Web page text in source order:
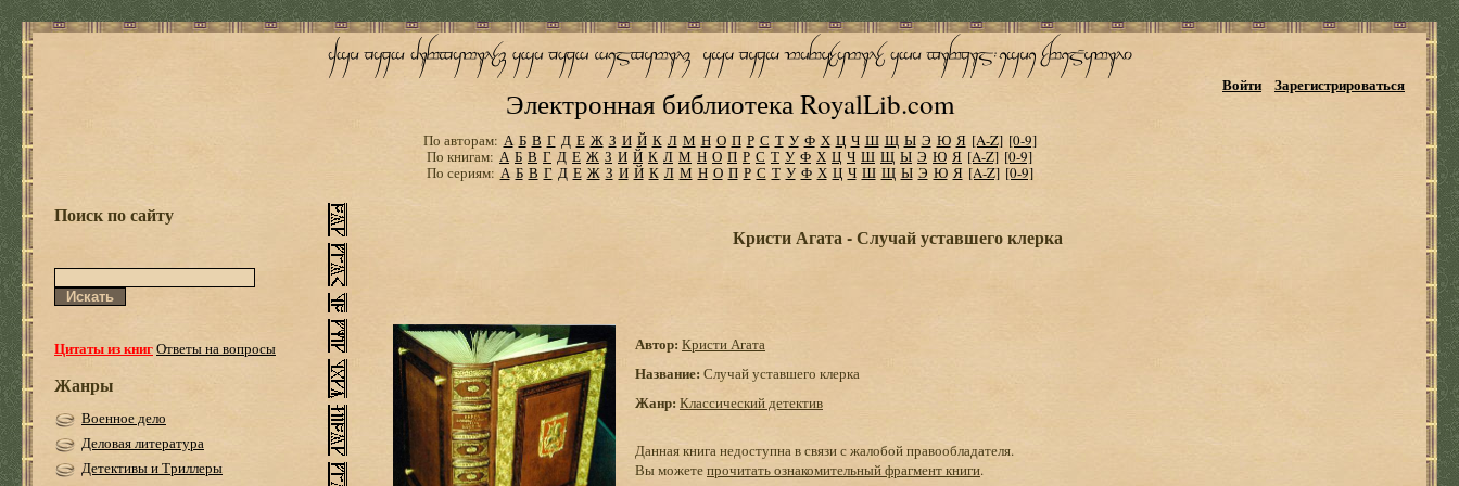
Электронная библиотека RoyalLib.com
Войти Зарегистрироваться
По авторам: А Б В Г Д Е Ж З И Й К Л М Н О П Р С Т У Ф Х Ц Ч Ш Щ Ы Э Ю Я [A-Z] [0-9]
По книгам: А Б В Г Д Е Ж З И Й К Л М Н О П Р С Т У Ф Х Ц Ч Ш Щ Ы Э Ю Я [A-Z] [0-9]
По сериям: А Б В Г Д Е Ж З И Й К Л М Н О П Р С Т У Ф Х Ц Ч Ш Щ Ы Э Ю Я [A-Z] [0-9]
Поиск по сайту
Цитаты из книгОтветы на вопросы
Жанры
Военное дело
Деловая литература
Детективы и Триллеры
Кристи Агата - Случай уставшего клерка
Автор: Кристи Агата
Название: Случай уставшего клерка
Жанр: Классический детектив
Данная книга недоступна в связи с жалобой правообладателя.
Вы можетепрочитать ознакомительный фрагмент книги.